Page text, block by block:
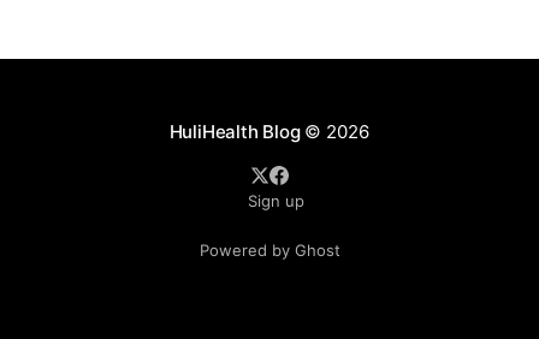
HuliHealth Blog© 2026
Sign up
Powered by Ghost